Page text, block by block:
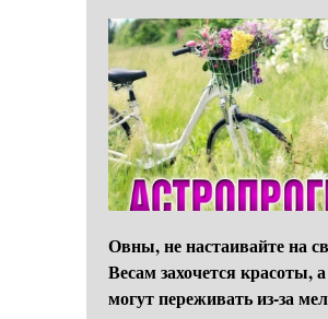
Овны, не настаивайте на
Весам захочется красоты,
могут переживать из-за